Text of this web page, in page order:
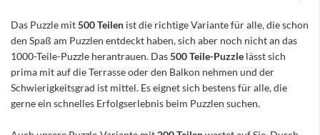
Das Puzzle mit500 Teilen ist die richtige Variante für alle, die schon
den Spaß am Puzzlen entdeckt haben, sich aber noch nicht an das
1000-Teile-Puzzle herantrauen. Das500 Teile-Puzzle lässt sich
prima mit auf die Terrasse oder den Balkon nehmen und der
Schwierigkeitsgrad ist mittel. Es eignet sich bestens für alle, die
gerne ein schnelles Erfolgserlebnis beim Puzzlen suchen.